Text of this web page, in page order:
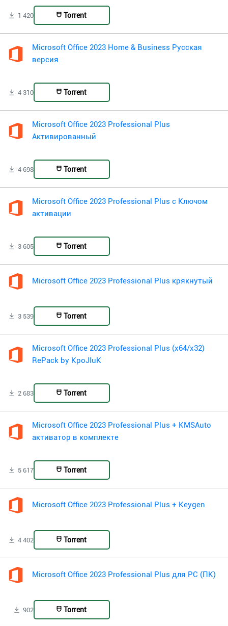
1 420 Torrent
Microsoft Office 2023 Home & Business Русская
версия
4 310 Torrent
Microsoft Office 2023 Professional Plus
Активированный
4 698 Torrent
Microsoft Office 2023 Professional Plus с Ключом
активации
3 605 Torrent
Microsoft Office 2023 Professional Plus крякнутый
3 539 Torrent
Microsoft Office 2023 Professional Plus (x64/x32)
RePack by KpoJIuK
2 683 Torrent
Microsoft Office 2023 Professional Plus + KMSAuto
активатор в комплекте
5 617 Torrent
Microsoft Office 2023 Professional Plus + Keygen
4 402 Torrent
Microsoft Office 2023 Professional Plus для PC (ПК)
902 Torrent